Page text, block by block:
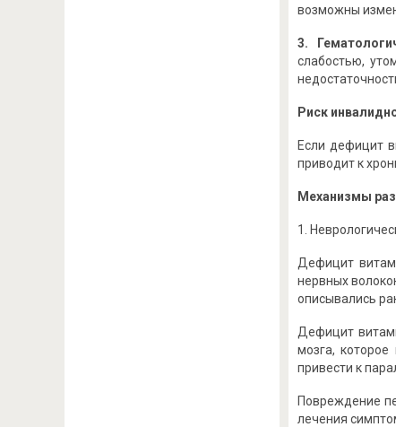
возможны
3.
слабостью,
Риск
Если дефицит
приводит к
Механизмы
1.
Дефицит
нервных
описывались
Дефицит
мозга,
привести к
Повреждение
лечения